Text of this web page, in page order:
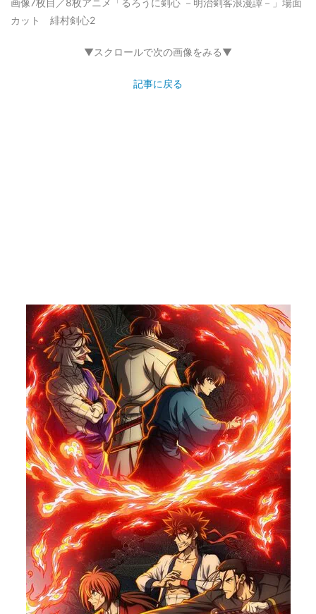
カット 緋村剣心2
▼スクロールで次の画像をみる▼
記事に戻る